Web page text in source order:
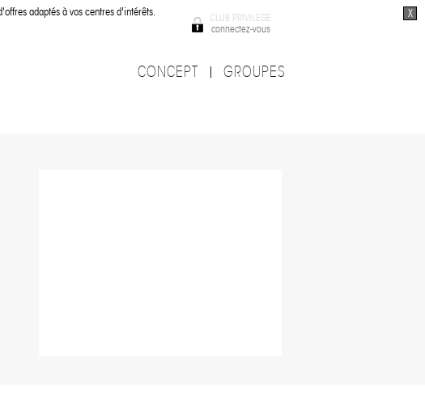
adaptés à vos centres d'intérêts. X
CLUB PRIVILEGE
connectez-vous
CONCEPT GROUPES